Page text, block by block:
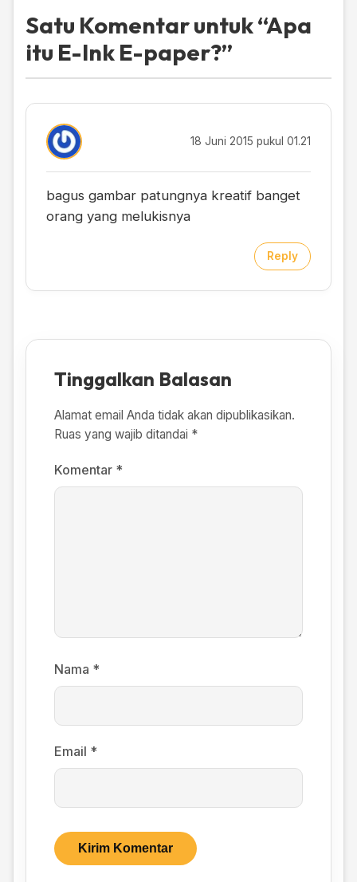
Satu Komentar untuk “Apa
itu E-Ink E-paper?”
18 Juni 2015 pukul 01.21
bagus gambar patungnya kreatif banget
orang yang melukisnya
Reply
Tinggalkan Balasan
Alamat email Anda tidak akan dipublikasikan.
Ruas yang wajib ditandai *
Komentar *
Nama *
Email *